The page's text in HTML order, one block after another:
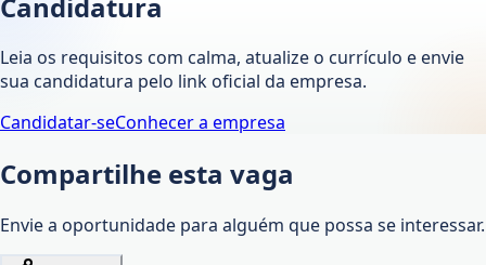
Leia os requisitos com calma, atualize o currículo e envie
sua candidatura pelo link oficial da empresa.
Candidatar-seConhecer a empresa
Compartilhe esta vaga
Envie a oportunidade para alguém que possa se interessar.